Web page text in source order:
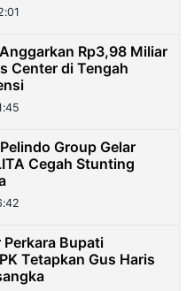
Rp3,98 Miliar
Center di Tengah
Group Gelar
Cegah Stunting
Bupati
Tetapkan Gus Haris